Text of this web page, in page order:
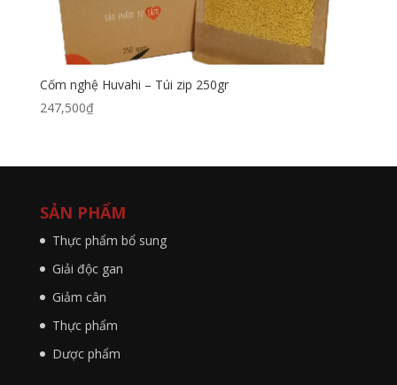
Cốm nghệ Huvahi – Túi zip 250gr
247,500₫
SẢN PHẨM
Thực phẩm bổ sung
Giải độc gan
Giảm cân
Thực phẩm
Dược phẩm